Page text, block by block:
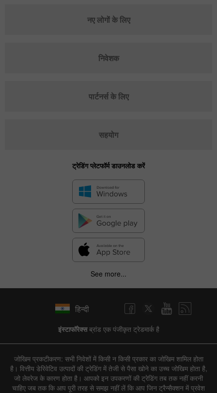
नए लोगों के लिए
निवेशक
पार्टनर्स के लिए
सहयोग
ट्रेडिंग प्लेटफॉर्म डाउनलोड करें
See more...
हिन्दी
इंस्टाफॉरेक्सब्रांड एक पंजीकृत ट्रेडमार्क है
जोखिम प्रकटीकरण: सभी निवेशों में किसी न किसी प्रकार का जोखिम शामिल होता
है। वित्तीय डेरिवेटिव उत्पादों की ट्रेडिंग में तेजी से पैसा खोने का उच्च जोखिम होता है,
जो लेवरेज के कारण होता है। आपको इन उपकरणों की ट्रेडिंग तब तक नहीं करनी
चाहिए जब तक कि आप पूरी तरह से समझ नहीं लें कि आप जिन ट्रैन्सैक्शन में प्रवेश